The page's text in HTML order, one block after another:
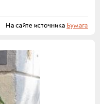
На сайте источника Бумага